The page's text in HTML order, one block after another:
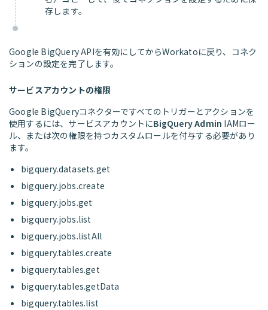
存します。
Google BigQuery APIを有効にしてからWorkatoに戻り、コネク
ションの設定を完了します。
サービスアカウントの権限
Google BigQueryコネクターですべてのトリガーとアクションを
使用するには、サービスアカウントにBigQuery Admin IAMロー
ル、または次の権限を持つカスタムロールを付与する必要があり
ます。
bigquery.datasets.get
bigquery.jobs.create
bigquery.jobs.get
bigquery.jobs.list
bigquery.jobs.listAll
bigquery.tables.create
bigquery.tables.get
bigquery.tables.getData
bigquery.tables.list